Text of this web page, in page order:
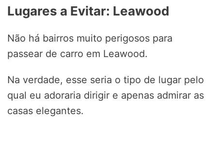
Lugares a Evitar: Leawood
Não há bairros muito perigosos para
passear de carro em Leawood.
Na verdade, esse seria o tipo de lugar pelo
qual eu adoraria dirigir e apenas admirar as
casas elegantes.